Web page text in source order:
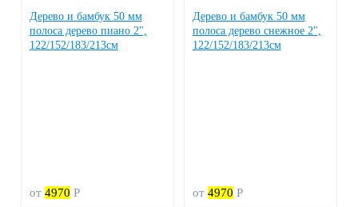
Дерево и бамбук 50 мм
полоса дерево пиано 2",
122/152/183/213см
от 4970 Р
Дерево и бамбук 50 мм
полоса дерево снежное 2",
122/152/183/213см
от 4970 Р